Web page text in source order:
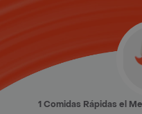
1 Comidas Rápidas el